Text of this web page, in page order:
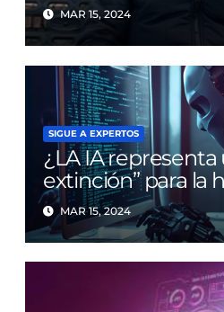
MAR 15, 2024
SIGUE A EXPERTOS
¿LA IA representa
extinción” para la
MAR 15, 2024